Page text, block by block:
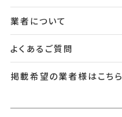
業者について
よくあるご質問
掲載希望の業者様はこちら